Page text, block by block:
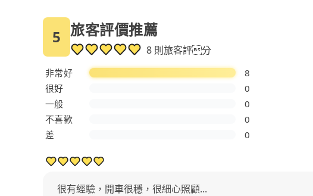
5 旅客評價推薦
8 則旅客評分
非常好
8
很好
0
一般
0
不喜歡
0
差
0
很有經驗，開車很穩，很細心照顧...